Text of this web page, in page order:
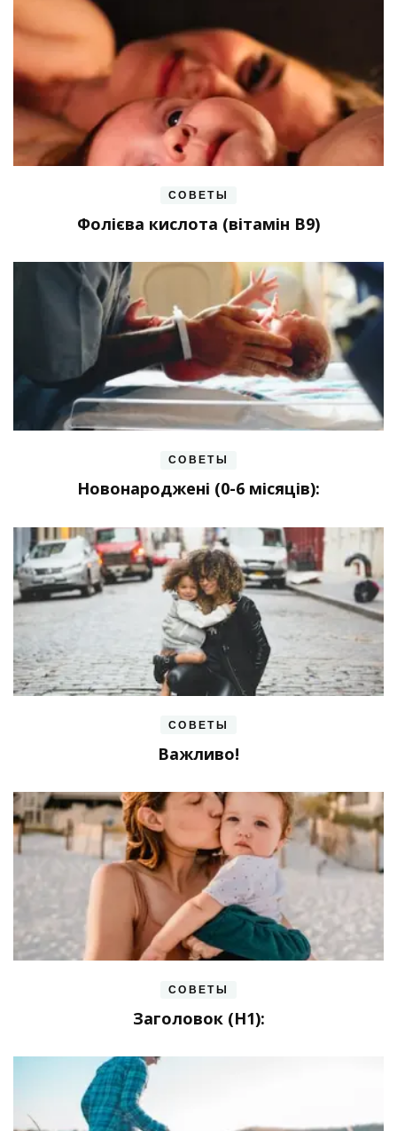
СОВЕТЫ
Фолієва кислота (вітамін В9)
СОВЕТЫ
Новонароджені (0-6 місяців):
СОВЕТЫ
Важливо!
СОВЕТЫ
Заголовок (H1):